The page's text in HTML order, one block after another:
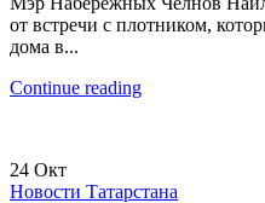
от встречи с плотником,
дома в...
Continue reading
24 Окт
Новости Татарстана